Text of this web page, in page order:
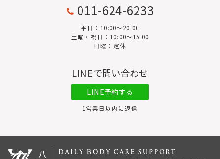
011-624-6233
平日：10:00〜20:00
土曜・祝日：10:00～15:00
日曜：定休
LINEで問い合わせ
LINE予約する
1営業日以内に返信